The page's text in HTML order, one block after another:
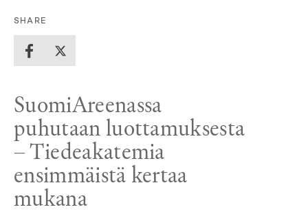
SHARE
SuomiAreenassa
puhutaan luottamuksesta
– Tiedeakatemia
ensimmäistä kertaa
mukana